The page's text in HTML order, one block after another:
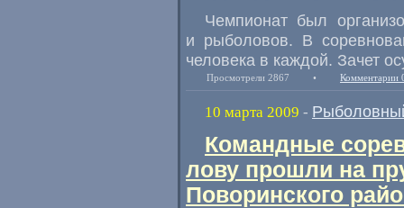
Чемпионат был
и рыболовов. В
человека в каждой. Зачет
Просмотрели 2867 • Комментарии
10 марта 2009 -
Командные
лову прошли на
Поворинского